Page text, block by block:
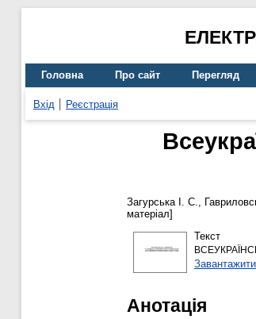
Головна Про сайт Перегляд
Вхід Реєстрація
Загурська І. С.,
матеріал]
Текст
Анотація